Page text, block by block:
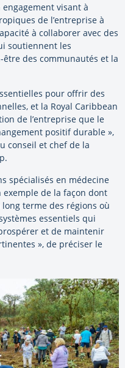
visant à
de l’entreprise à
à collaborer avec des
soutiennent les
des communautés et la
pour offrir des
et la Royal Caribbean
de l’entreprise que le
positif durable »,
conseil et chef de la
spécialisés en médecine
exemple de la façon dont
terme des régions où
essentiels qui
et de maintenir
», de préciser le